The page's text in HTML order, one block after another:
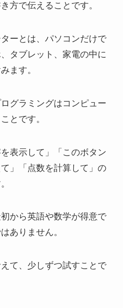
方で伝えることです。
ーとは、パソコンだけで
タブレット、家電の中に
ます。
グラミングはコンピュー
とです。
表示して」「このボタン
」「点数を計算して」の
から英語や数学が得意で
ありません。
て、少しずつ試すことで